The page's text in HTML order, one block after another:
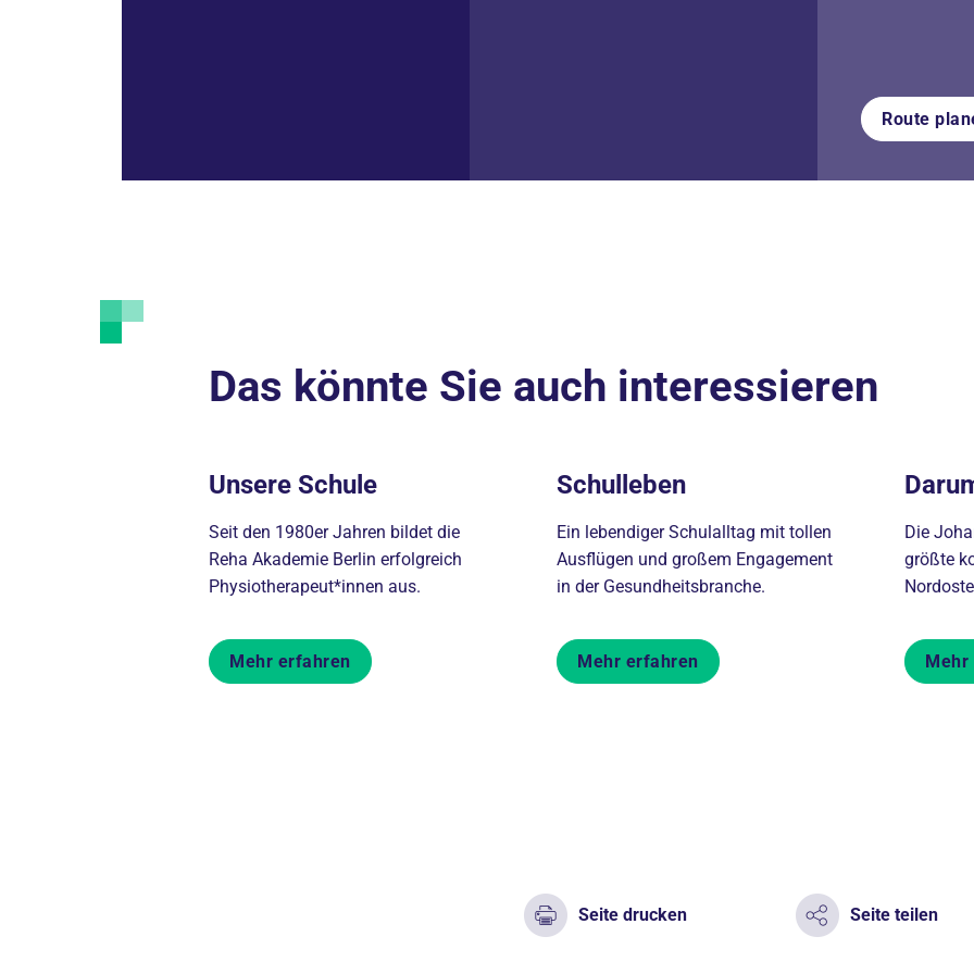
Route
Das könnte Sie auch interessieren
Unsere Schule
Seit den 1980er Jahren bildet die
Reha Akademie Berlin erfolgreich
Physiotherapeut*innen aus.
Mehr erfahren
Schulleben
Ein lebendiger Schulalltag mit tollen
Ausflügen und großem Engagement
in der Gesundheitsbranche.
Mehr erfahren
Die
größte
Mehr
Seite drucken Seite teilen